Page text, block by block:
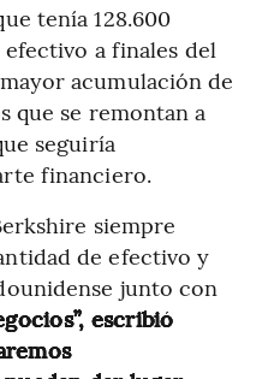
tenía 128.600
a finales del
acumulación de
que se remontan a
seguiría
financiero.
siempre
de efectivo y
junto con
escribió